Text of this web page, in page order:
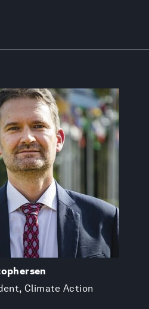
Climate Action